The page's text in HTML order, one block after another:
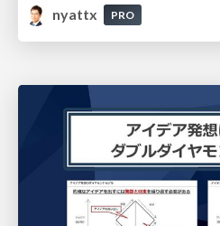
nyattx
PRO